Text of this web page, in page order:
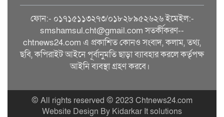
ফোন:- ০১৭১৫১১৩২৭৩/০১৮২৮৯৫২৬২৬ ইমেইল:-
smshamsul.cht@gmail.com সতর্কীকরণ--
chtnews24.com এ প্রকাশিত কোনও সংবাদ, কলাম, তথ্য,
ছবি, কপিরাইট আইনে পূর্বানুমতি ছাড়া ব্যাবহার করলে কর্তৃপক্ষ
আইনি ব্যবস্থা গ্রহণ করবে।
© All rights reserved © 2023 Chtnews24.com
Website Design By Kidarkar It solutions